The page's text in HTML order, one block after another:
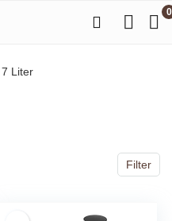
0
‎7 Liter
Filter